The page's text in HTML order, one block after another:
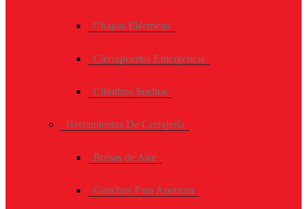
Chapas Eléctricas
Cierrapuertas Emergencia
Cilindros Sueltos
Herramientas De Cerrajería
Bolsas de Aire
Ganchos Para Apertura